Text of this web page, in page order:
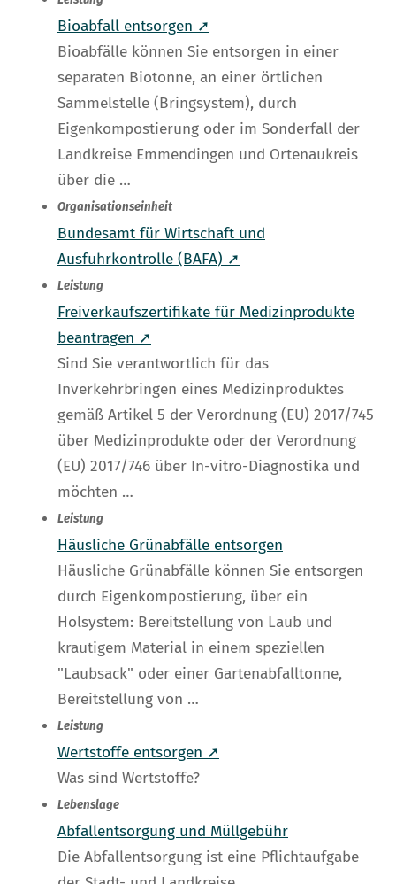
Bioabfall entsorgen ➚
Bioabfälle können Sie entsorgen in einer
separaten Biotonne, an einer örtlichen
Sammelstelle (Bringsystem), durch
Eigenkompostierung oder im Sonderfall der
Landkreise Emmendingen und Ortenaukreis
über die …
Organisationseinheit
Bundesamt für Wirtschaft und
Ausfuhrkontrolle (BAFA) ➚
Leistung
Freiverkaufszertifikate für Medizinprodukte
beantragen ➚
Sind Sie verantwortlich für das
Inverkehrbringen eines Medizinproduktes
gemäß Artikel 5 der Verordnung (EU) 2017/745
über Medizinprodukte oder der Verordnung
(EU) 2017/746 über In-vitro-Diagnostika und
möchten …
Leistung
Häusliche Grünabfälle entsorgen
Häusliche Grünabfälle können Sie entsorgen
durch Eigenkompostierung, über ein
Holsystem: Bereitstellung von Laub und
krautigem Material in einem speziellen
"Laubsack" oder einer Gartenabfalltonne,
Bereitstellung von …
Leistung
Wertstoffe entsorgen ➚
Was sind Wertstoffe?
Lebenslage
Abfallentsorgung und Müllgebühr
Die Abfallentsorgung ist eine Pflichtaufgabe